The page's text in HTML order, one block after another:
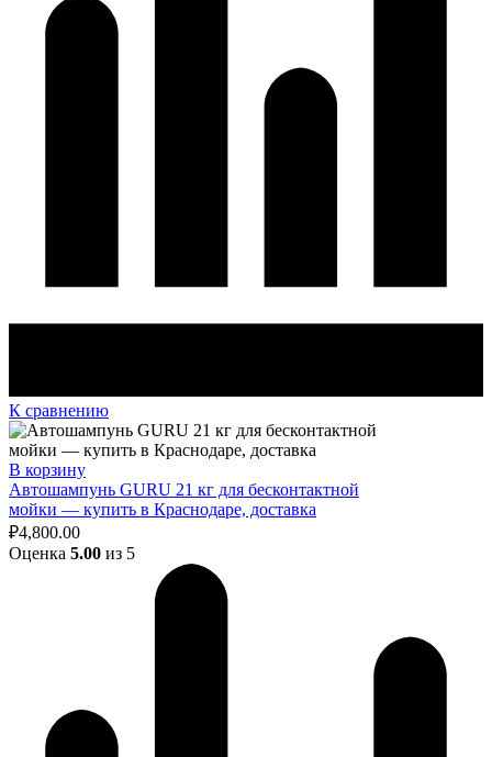
К сравнению
В корзину
Автошампунь GURU 21 кг для бесконтактной
мойки — купить в Краснодаре, доставка
₽4,800.00
Оценка 5.00 из 5